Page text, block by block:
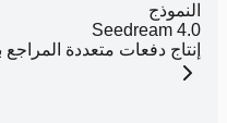
النموذج
Seedream 4.0
إنتاج دفعات متعددة